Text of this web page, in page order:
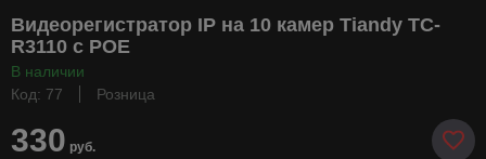
Видеорегистратор IP на 10 камер Tiandy TC-
R3110 с POE
В наличии
Код: 77
Розница
330 руб.